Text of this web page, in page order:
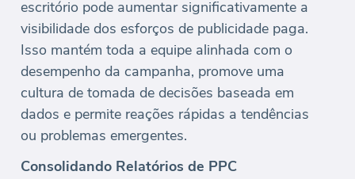
escritório pode aumentar significativamente a
visibilidade dos esforços de publicidade paga.
Isso mantém toda a equipe alinhada com o
desempenho da campanha, promove uma
cultura de tomada de decisões baseada em
dados e permite reações rápidas a tendências
ou problemas emergentes.
Consolidando Relatórios de PPC